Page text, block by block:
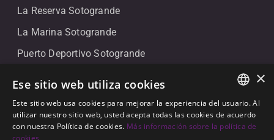
La Reserva Sotogrande
La Marina Sotogrande
Puerto Deportivo Sotogrande
Contacto
+34 607 911 661
+34 856 091 709
ENGLISH
SPANISH
×
Ese sitio web utiliza cookies
Este sitio web usa cookies para mejorar la experiencia del usuario. Al
utilizar nuestro sitio web, usted acepta todas las cookies de acuerdo
con nuestra Política de cookies. Más información sobre la política de
cookies